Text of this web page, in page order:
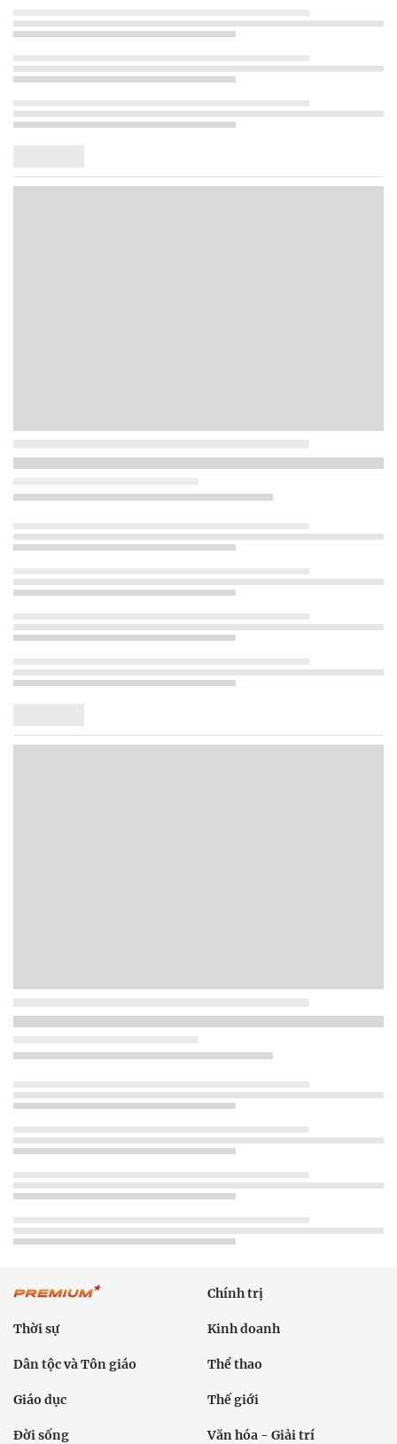
Chính trị
Thời sự Kinh doanh
Dân tộc và Tôn giáo Thể thao
Giáo dục Thế giới
Đời sống Văn hóa - Giải trí